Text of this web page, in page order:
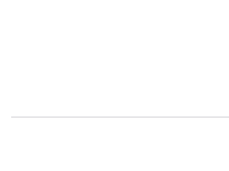
Интересует